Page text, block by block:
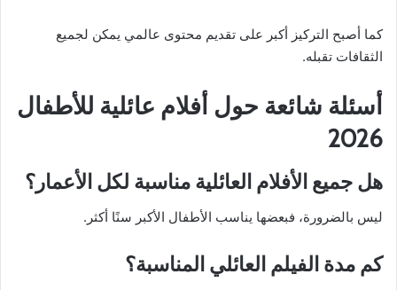
كما أصبح التركيز أكبر على تقديم محتوى عالمي يمكن لجميع
الثقافات تقبله.
أسئلة شائعة حول أفلام عائلية للأطفال
2026
هل جميع الأفلام العائلية مناسبة لكل الأعمار؟
ليس بالضرورة، فبعضها يناسب الأطفال الأكبر سنًا أكثر.
كم مدة الفيلم العائلي المناسبة؟